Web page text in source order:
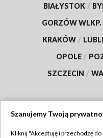
BIAŁYSTOK /
GORZÓW WLKP.
KRAKÓW /
OPOLE /
SZCZECIN /
Szanujemy Twoją
Kliknij "Akceptuję i przechodzę